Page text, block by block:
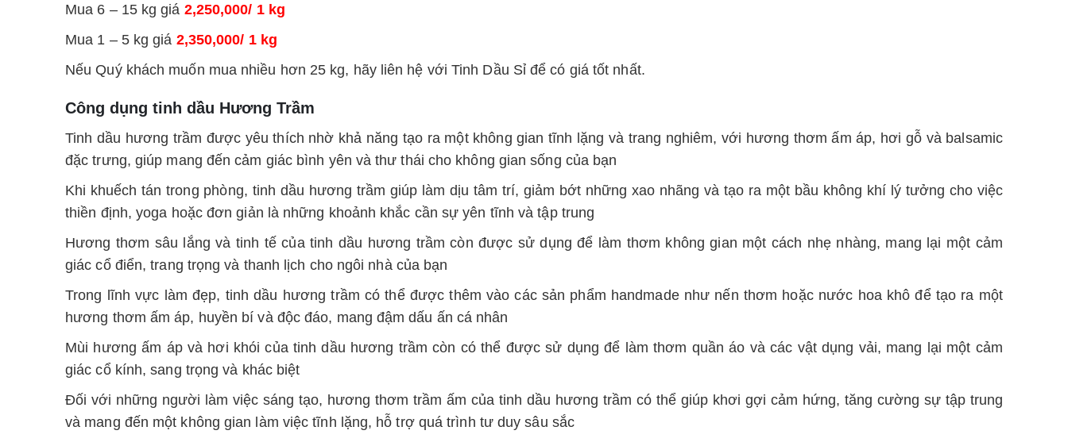
Mua 6 – 15 kg giá 2,250,000/ 1 kg
Mua 1 – 5 kg giá 2,350,000/ 1 kg
Nếu Quý khách muốn mua nhiều hơn 25 kg, hãy liên hệ với Tinh Dầu Sỉ để có giá tốt nhất.
Công dụng tinh dầu Hương Trầm
Tinh dầu hương trầm được yêu thích nhờ khả năng tạo ra một không gian tĩnh lặng và trang nghiêm, với hương thơm ấm áp, hơi gỗ và balsamic
đặc trưng, giúp mang đến cảm giác bình yên và thư thái cho không gian sống của bạn
Khi khuếch tán trong phòng, tinh dầu hương trầm giúp làm dịu tâm trí, giảm bớt những xao nhãng và tạo ra một bầu không khí lý tưởng cho việc
thiền định, yoga hoặc đơn giản là những khoảnh khắc cần sự yên tĩnh và tập trung
Hương thơm sâu lắng và tinh tế của tinh dầu hương trầm còn được sử dụng để làm thơm không gian một cách nhẹ nhàng, mang lại một cảm
giác cổ điển, trang trọng và thanh lịch cho ngôi nhà của bạn
Trong lĩnh vực làm đẹp, tinh dầu hương trầm có thể được thêm vào các sản phẩm handmade như nến thơm hoặc nước hoa khô để tạo ra một
hương thơm ấm áp, huyền bí và độc đáo, mang đậm dấu ấn cá nhân
Mùi hương ấm áp và hơi khói của tinh dầu hương trầm còn có thể được sử dụng để làm thơm quần áo và các vật dụng vải, mang lại một cảm
giác cổ kính, sang trọng và khác biệt
Đối với những người làm việc sáng tạo, hương thơm trầm ấm của tinh dầu hương trầm có thể giúp khơi gợi cảm hứng, tăng cường sự tập trung
và mang đến một không gian làm việc tĩnh lặng, hỗ trợ quá trình tư duy sâu sắc